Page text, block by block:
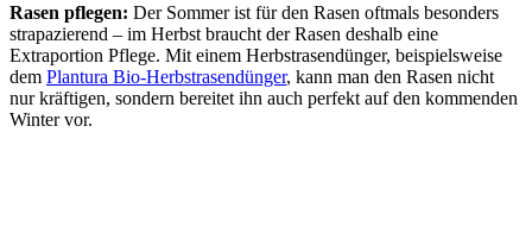
Rasen pflegen: Der Sommer ist für den Rasen oftmals besonders
strapazierend – im Herbst braucht der Rasen deshalb eine
Extraportion Pflege. Mit einem Herbstrasendünger, beispielsweise
dem Plantura Bio-Herbstrasendünger, kann man den Rasen nicht
nur kräftigen, sondern bereitet ihn auch perfekt auf den kommenden
Winter vor.